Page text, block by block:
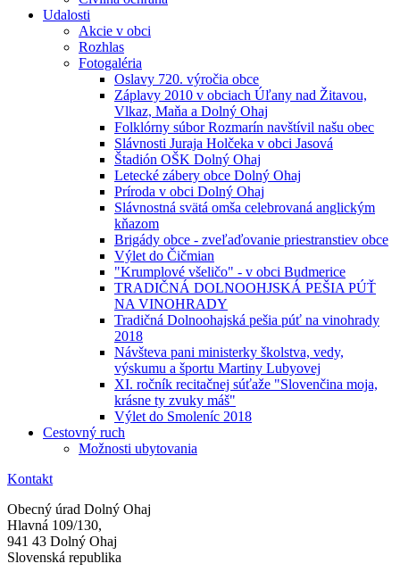
Udalosti
Akcie v obci
Rozhlas
Fotogaléria
Oslavy 720. výročia obce
Záplavy 2010 v obciach Úľany nad Žitavou,
Vlkaz, Maňa a Dolný Ohaj
Folklórny súbor Rozmarín navštívil našu obec
Slávnosti Juraja Holčeka v obci Jasová
Štadión OŠK Dolný Ohaj
Letecké zábery obce Dolný Ohaj
Príroda v obci Dolný Ohaj
Slávnostná svätá omša celebrovaná anglickým
kňazom
Brigády obce - zveľaďovanie priestranstiev obce
Výlet do Čičmian
"Krumplové všeličo" - v obci Budmerice
TRADIČNÁ DOLNOOHJSKÁ PEŠIA PÚŤ
NA VINOHRADY
Tradičná Dolnoohajská pešia púť na vinohrady
2018
Návšteva pani ministerky školstva, vedy,
výskumu a športu Martiny Lubyovej
XI. ročník recitačnej súťaže "Slovenčina moja,
krásne ty zvuky máš"
Výlet do Smoleníc 2018
Cestovný ruch
Možnosti ubytovania
Kontakt
Obecný úrad Dolný Ohaj
Hlavná 109/130,
941 43 Dolný Ohaj
Slovenská republika